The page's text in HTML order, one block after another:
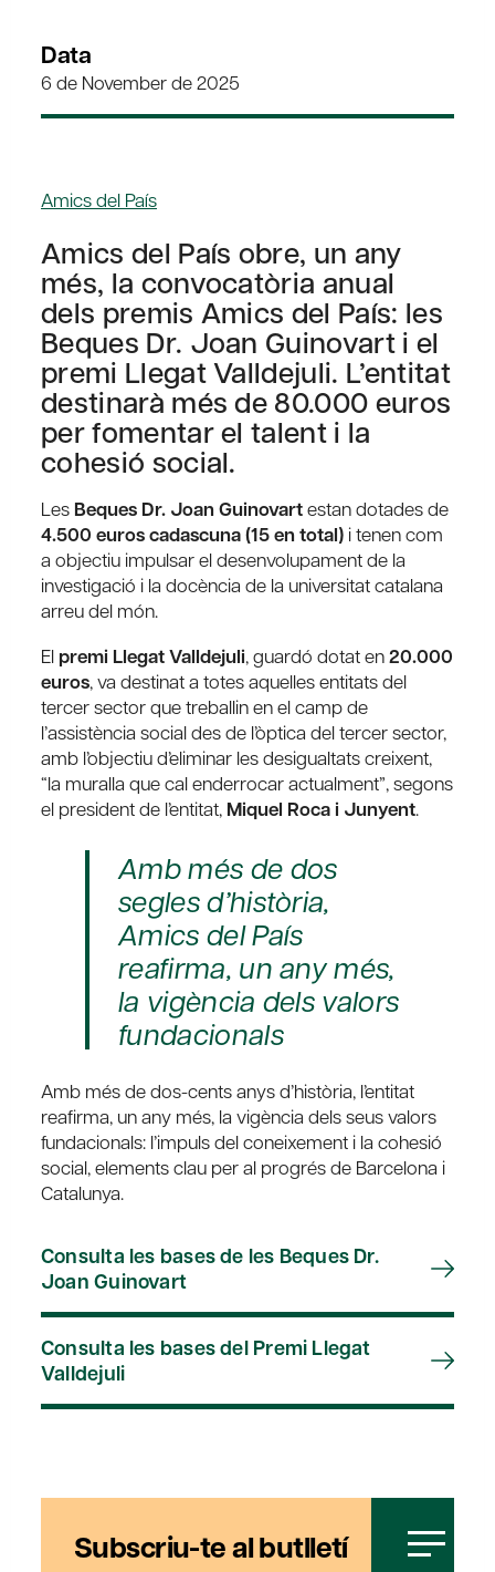
Data
6 de November de 2025
Amics del País
Amics del País obre, un any
més, la convocatòria anual
dels premis Amics del País: les
Beques Dr. Joan Guinovart i el
premi Llegat Valldejuli. L’entitat
destinarà més de 80.000 euros
per fomentar el talent i la
cohesió social.
Les Beques Dr. Joan Guinovartestan dotades de
4.500 euros cadascuna (15 en total) i tenen com
a objectiu impulsar el desenvolupament de la
investigació i la docència de la universitat catalana
arreu del món.
El premi Llegat Valldejuli, guardó dotat en20.000
euros, va destinat a totes aquelles entitats del
tercer sector que treballin en el camp de
l’assistència social des de l’òptica del tercer sector,
amb l’objectiu d’eliminar les desigualtats creixent,
“la muralla que cal enderrocar actualment”, segons
el president de l’entitat, Miquel Roca i Junyent.
Amb més de dos
segles d’història,
Amics del País
reafirma, un any més,
la vigència dels valors
fundacionals
Amb més de dos-cents anys d’història, l’entitat
reafirma, un any més, la vigència dels seus valors
fundacionals: l’impuls del coneixement i la cohesió
social, elements clau per al progrés de Barcelona i
Catalunya.
Consulta les bases de les Beques Dr.
Joan Guinovart
Consulta les bases del Premi Llegat
Valldejuli
Subscriu-te al butlletí